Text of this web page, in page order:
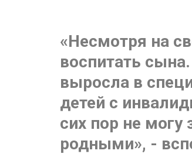
«Несмотря на
воспитать
выросла в
детей с
сих пор не могу
родными», -